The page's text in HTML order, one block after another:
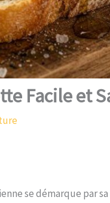
Facile et
se démarque par